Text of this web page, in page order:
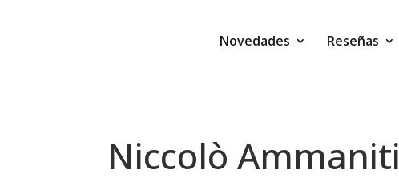
Novedades Reseñas
Niccolò Ammaniti